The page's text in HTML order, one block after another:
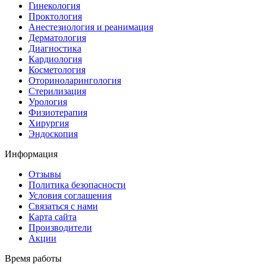
Гинекология
Проктология
Анестезиология и реанимация
Дерматология
Диагностика
Кардиология
Косметология
Оториноларингология
Стерилизация
Урология
Физиотерапия
Хирургия
Эндоскопия
Информация
Отзывы
Политика безопасности
Условия соглашения
Связаться с нами
Карта сайта
Производители
Акции
Время работы